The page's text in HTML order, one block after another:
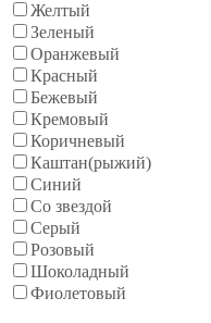
Желтый
Зеленый
Оранжевый
Красный
Бежевый
Кремовый
Коричневый
Каштан(рыжий)
Синий
Со звездой
Серый
Розовый
Шоколадный
Фиолетовый